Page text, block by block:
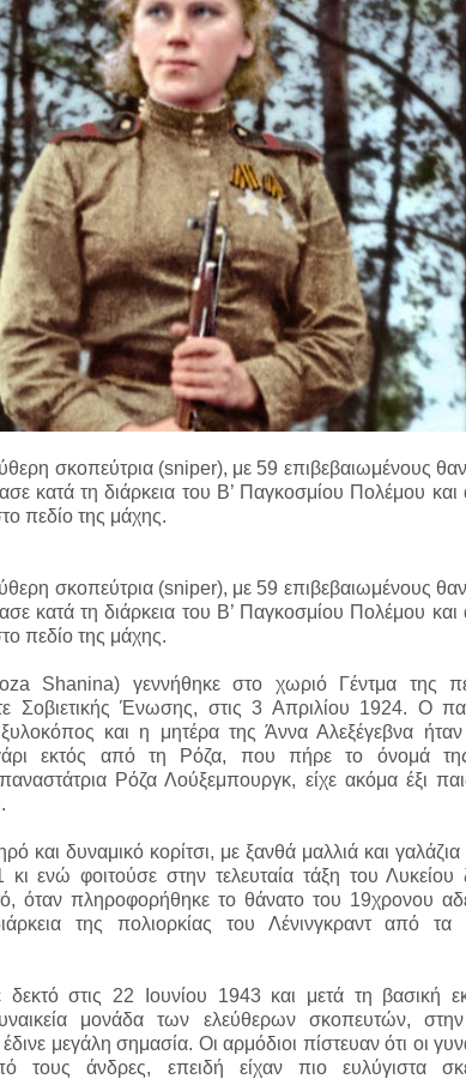
σκοπεύτρια (sniper), με 59 επιβεβαιωμένους
κατά τη διάρκεια του Β’ Παγκοσμίου Πολέμου
πεδίο της μάχης.
σκοπεύτρια (sniper), με 59 επιβεβαιωμένους
κατά τη διάρκεια του Β’ Παγκοσμίου Πολέμου
πεδίο της μάχης.
Shanina) γεννήθηκε στο χωριό Γέντμα της
Σοβιετικής Ένωσης, στις 3 Απριλίου 1924. Ο
και η μητέρα της Άννα Αλεξέγεβνα
εκτός από τη Ρόζα, που πήρε το όνομά
Ρόζα Λούξεμπουργκ, είχε ακόμα έξι
και δυναμικό κορίτσι, με ξανθά μαλλιά και γαλάζια
κι ενώ φοιτούσε στην τελευταία τάξη του Λυκείου
όταν πληροφορήθηκε το θάνατο του 19χρονου
της πολιορκίας του Λένινγκραντ από τα
δεκτό στις 22 Ιουνίου 1943 και μετά τη βασική
μονάδα των ελεύθερων σκοπευτών,
μεγάλη σημασία. Οι αρμόδιοι πίστευαν ότι οι
τους άνδρες, επειδή είχαν πιο ευλύγιστα